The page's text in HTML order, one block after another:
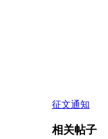
邮
会
邮
征文通知
相关帖子